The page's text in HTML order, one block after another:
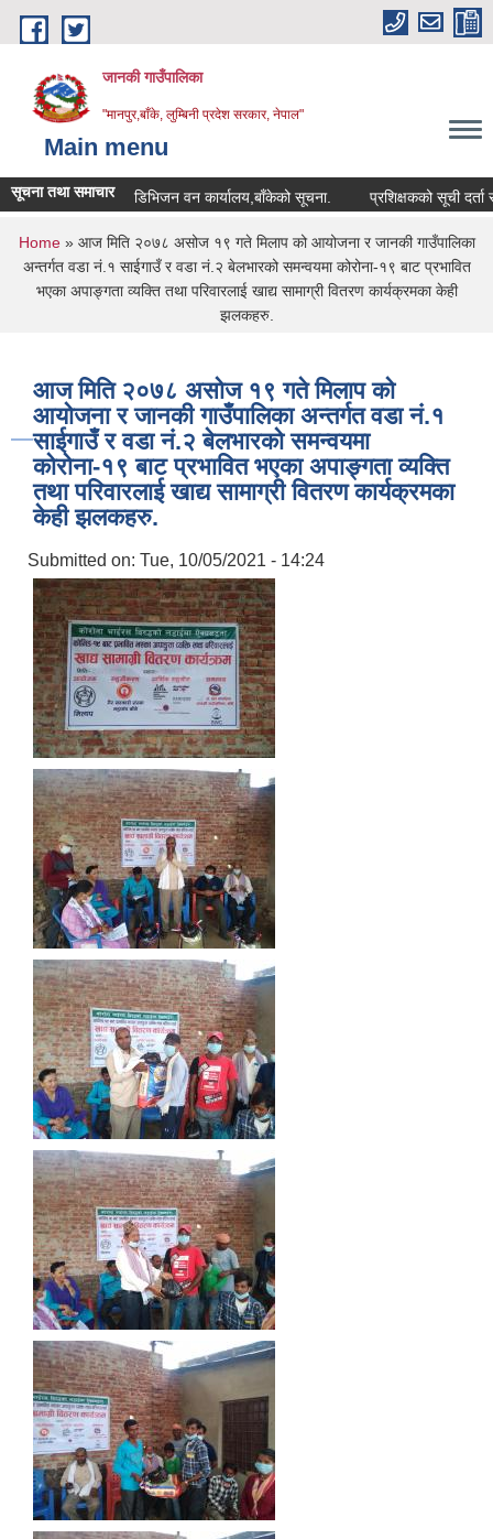
Skip to main content
जानकी गाउँपालिका
"मानपुर,बाँके, लुम्बिनी प्रदेश सरकार, नेपाल"
Main menu
सूचना तथा समाचारडिभिजन वन कार्यालय,बाँकेको सूचना. प्रशिक्षकको सूची दर्ता सम्बन्धी
You are here
Home» आज मिति २०७८ असोज १९ गते मिलाप को आयोजना र जानकी गाउँपालिका
अन्तर्गत वडा नं.१ साईगाउँ र वडा नं.२ बेलभारको समन्वयमा कोरोना-१९ बाट प्रभावित
भएका अपाङ्गता व्यक्ति तथा परिवारलाई खाद्य सामाग्री वितरण कार्यक्रमका केही
झलकहरु.
आज मिति २०७८ असोज १९ गते मिलाप को
आयोजना र जानकी गाउँपालिका अन्तर्गत वडा नं.१
साईगाउँ र वडा नं.२ बेलभारको समन्वयमा
कोरोना-१९ बाट प्रभावित भएका अपाङ्गता व्यक्ति
तथा परिवारलाई खाद्य सामाग्री वितरण कार्यक्रमका
केही झलकहरु.
Submitted on: Tue, 10/05/2021 - 14:24